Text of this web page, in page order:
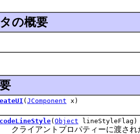
の概要
( JComponent x)
( Object lineStyleFlag)
ライアントプロパティーに渡された